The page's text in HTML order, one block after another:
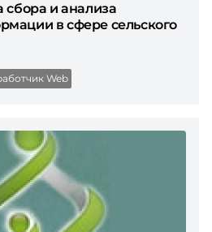
сбора и анализа
в сфере сельского
Web